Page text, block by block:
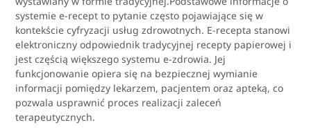
systemie e-recept to pytanie często pojawiające się w
kontekście cyfryzacji usług zdrowotnych. E-recepta stanowi
elektroniczny odpowiednik tradycyjnej recepty papierowej i
jest częścią większego systemu e-zdrowia. Jej
funkcjonowanie opiera się na bezpiecznej wymianie
informacji pomiędzy lekarzem, pacjentem oraz apteką, co
pozwala usprawnić proces realizacji zaleceń
terapeutycznych.